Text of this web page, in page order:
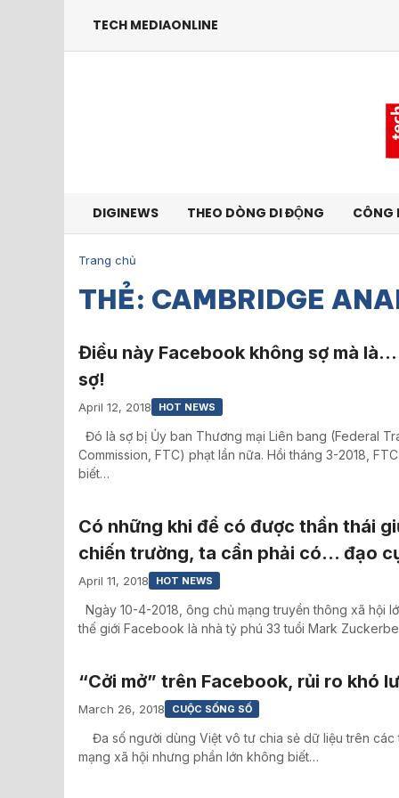
TECH MEDIAONLINE
DIGINEWS THEO DÒNG DI ĐỘNG CÔNG
Trang chủ
THẺ: CAMBRIDGE
Điều này Facebook không sợ mà
sợ!
April 12, 2018 HOT NEWS
Đó là sợ bị Ủy ban Thương mại Liên bang (Federal
Commission, FTC) phạt lần nữa. Hồi tháng 3-2018,
biết…
Có những khi để có được thần thái
chiến trường, ta cần phải có… đạo
April 11, 2018 HOT NEWS
Ngày 10-4-2018, ông chủ mạng truyền thông xã hội
thế giới Facebook là nhà tỷ phú 33 tuổi Mark
“Cởi mở” trên Facebook, rủi ro khó
March 26, 2018 CUỘC SỐNG SỐ
Đa số người dùng Việt vô tư chia sẻ dữ liệu trên các
mạng xã hội nhưng phần lớn không biết…